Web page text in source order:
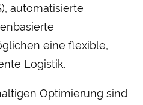
automatisierte
eine flexible,
Logistik.
Optimierung sind